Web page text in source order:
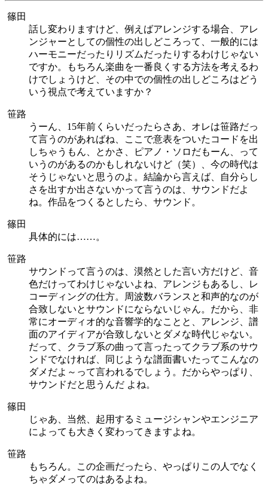
篠田
話し変わりますけど、例えばアレンジする場合、アレ
ンジャーとしての個性の出しどころって、一般的には
ハーモニーだったりリズムだったりするわけじゃない
ですか。もちろん楽曲を一番良くする方法を考えるわ
けでしょうけど、その中での個性の出しどころはどう
いう視点で考えていますか？
笹路
うーん、15年前くらいだったらさあ、オレは笹路だっ
て言うのがあればね、ここで意表をついたコードを出
しちゃうもん、とかさ、ピアノ・ソロだもーん、って
いうのがあるのかもしれないけど（笑）、今の時代は
そうじゃないと思うのよ。結論から言えば、自分らし
さを出すか出さないかって言うのは、サウンドだよ
ね。作品をつくるとしたら、サウンド。
篠田
具体的には……。
笹路
サウンドって言うのは、漠然とした言い方だけど、音
色だけってわけじゃないよね、アレンジもあるし、レ
コーディングの仕方。周波数バランスと和声的なのが
合致しないとサウンドにならないじゃん。だから、非
常にオーディオ的な音響学的なことと、アレンジ、譜
面のアイディアが合致しないとダメな時代じゃない。
だって、クラブ系の曲って言ったってクラブ系のサウ
ンドでなければ、同じような譜面書いたってこんなの
ダメだよ～って言われるでしょう。だからやっぱり、
サウンドだと思うんだ よね。
篠田
じゃあ、当然、起用するミュージシャンやエンジニア
によっても大きく変わってきますよね。
笹路
もちろん。この企画だったら、やっぱりこの人でなく
ちゃダメってのはあるよね。